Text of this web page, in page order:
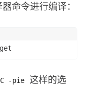
命令进行编译：
-pie
这样的选